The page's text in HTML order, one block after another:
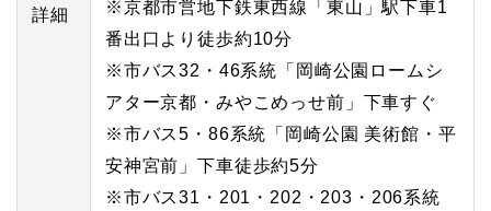
詳細
※京都市営地下鉄東西線「東山」駅下車1
番出口より徒歩約10分
※市バス32・46系統「岡崎公園ロームシ
アター京都・みやこめっせ前」下車すぐ
※市バス5・86系統「岡崎公園 美術館・平
安神宮前」下車徒歩約5分
※市バス31・201・202・203・206系統